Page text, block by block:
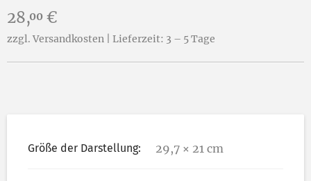
Preis:
28,00 €
zzgl. Versandkosten | Lieferzeit: 3 – 5 Tage
Größe der Darstellung: 29,7 × 21 cm